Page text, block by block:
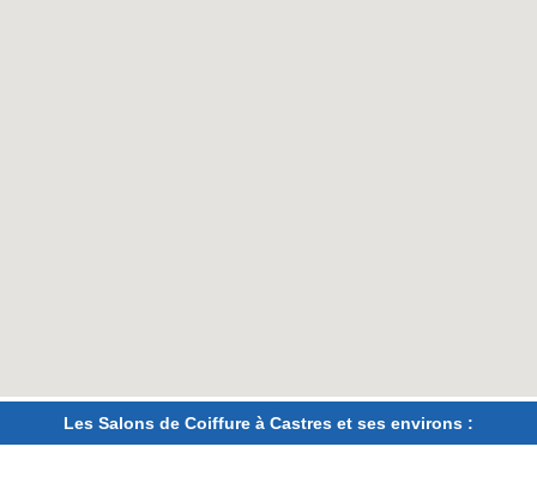
Les Salons de Coiffure à Castres et ses environs :